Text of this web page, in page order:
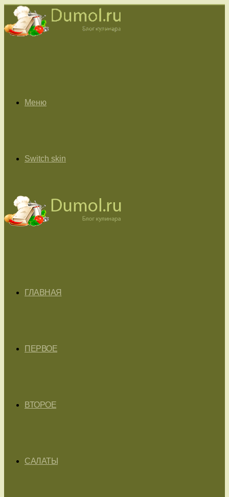
Меню
Switch skin
ГЛАВНАЯ
ПЕРВОЕ
ВТОРОЕ
САЛАТЫ